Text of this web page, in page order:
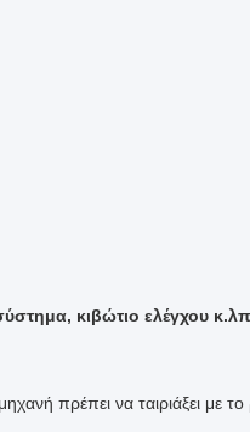
κιβώτιο ελέγχου
πρέπει να ταιριάξει με